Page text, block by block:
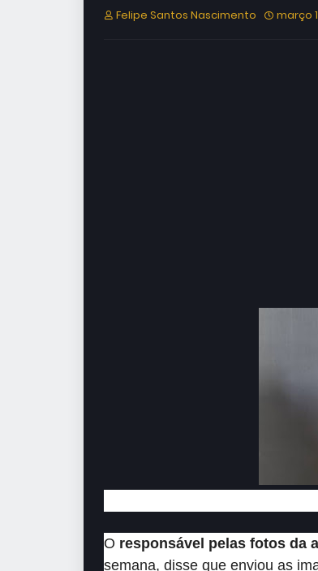
Felipe Santos Nascimento março
O responsável pelas fotos da
semana, disse que enviou as